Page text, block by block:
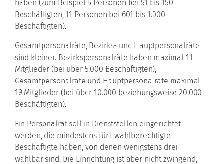
haben (zum Beispiel 5 Personen bei 51 bis 150
Beschäftigten, 11 Personen bei 601 bis 1.000
Beschäftigten).
Gesamtpersonalräte, Bezirks- und Hauptpersonalräte
sind kleiner. Bezirkspersonalräte haben maximal 11
Mitglieder (bei über 5.000 Beschäftigten),
Gesamtpersonalräte und Hauptpersonalräte maximal
19 Mitglieder (bei über 10.000 beziehungsweise 20.000
Beschäftigten).
Ein Personalrat soll in Dienststellen eingerichtet
werden, die mindestens fünf wahlberechtigte
Beschäftigte haben, von denen wenigstens drei
wählbar sind. Die Einrichtung ist aber nicht zwingend,